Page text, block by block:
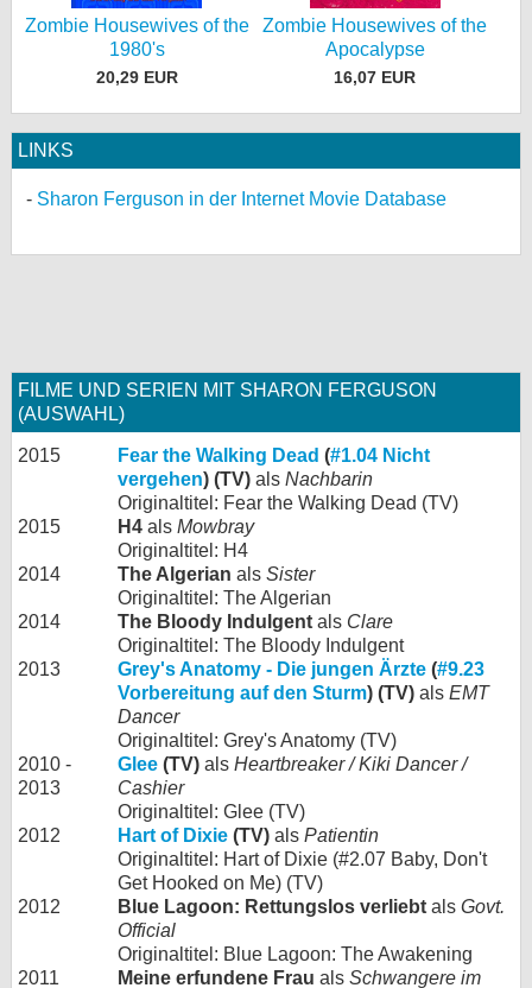
Zombie Housewives of the
1980's
20,29 EUR
Zombie Housewives of the
Apocalypse
16,07 EUR
LINKS
Sharon Ferguson in der Internet Movie Database
FILME UND SERIEN MIT SHARON FERGUSON
(AUSWAHL)
2015 Fear the Walking Dead (#1.04 Nicht
vergehen) (TV) als Nachbarin
Originaltitel: Fear the Walking Dead (TV)
2015
H4 als Mowbray
Originaltitel: H4
2014
The Algerian als Sister
Originaltitel: The Algerian
2014
The Bloody Indulgent als Clare
Originaltitel: The Bloody Indulgent
2013
Grey's Anatomy - Die jungen Ärzte (#9.23
Vorbereitung auf den Sturm) (TV) als EMT
Dancer
Originaltitel: Grey's Anatomy (TV)
2010 -
2013
Glee (TV) als Heartbreaker / Kiki Dancer /
Cashier
Originaltitel: Glee (TV)
2012
Hart of Dixie (TV) als Patientin
Originaltitel: Hart of Dixie (#2.07 Baby, Don't
Get Hooked on Me) (TV)
2012
Blue Lagoon: Rettungslos verliebt als Govt.
Official
Originaltitel: Blue Lagoon: The Awakening
2011
Meine erfundene Frau als Schwangere im